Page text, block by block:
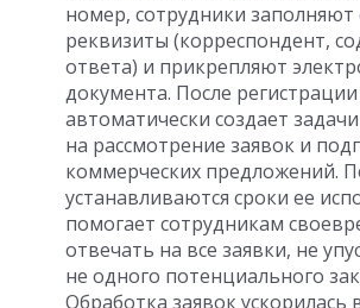
номер, сотрудники заполняют
реквизиты (корреспондент,
ответа) и прикрепляют
документа. После
автоматически создает
на рассмотрение заявок и
коммерческих предложений.
устанавливаются сроки ее
помогает сотрудникам
отвечать на все заявки, не
не одного потенциального
Обработка заявок ускорилась